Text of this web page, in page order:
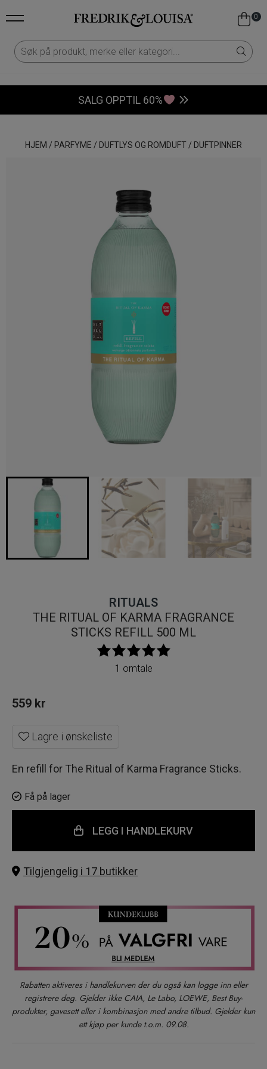
0
SALG OPPTIL 60%
HJEM / PARFYME / DUFTLYS OG ROMDUFT / DUFTPINNER
RITUALS
THE RITUAL OF KARMA FRAGRANCE
STICKS REFILL 500 ML
1 omtale
559 kr
Lagre i ønskeliste
En refill for The Ritual of Karma Fragrance Sticks.
Få på lager
LEGG I HANDLEKURV
Tilgjengelig i 17 butikker
Rabatten aktiveres i handlekurven der du også kan logge inn eller
registrere deg. Gjelder ikke CAIA, Le Labo, LOEWE, Best Buy-
produkter, gavesett eller i kombinasjon med andre tilbud. Gjelder kun
ett kjøp per kunde t.o.m. 09.08.